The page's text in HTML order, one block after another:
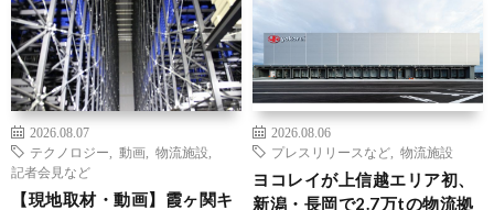
2026.08.07
テクノロジー
動画 物流施設
記者会見など
【現地取材・動画】霞ヶ関キ
2026.08.06
プレスリリースなど
物流施設
ヨコレイが上信越エリア初、
新潟・長岡で2.7万tの物流拠